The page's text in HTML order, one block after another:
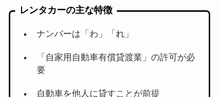
レンタカーの主な特徴
ナンバーは「わ」「れ」
「自家用自動車有償貸渡業」の許可が必
要
自動車を他人に貸すことが前提